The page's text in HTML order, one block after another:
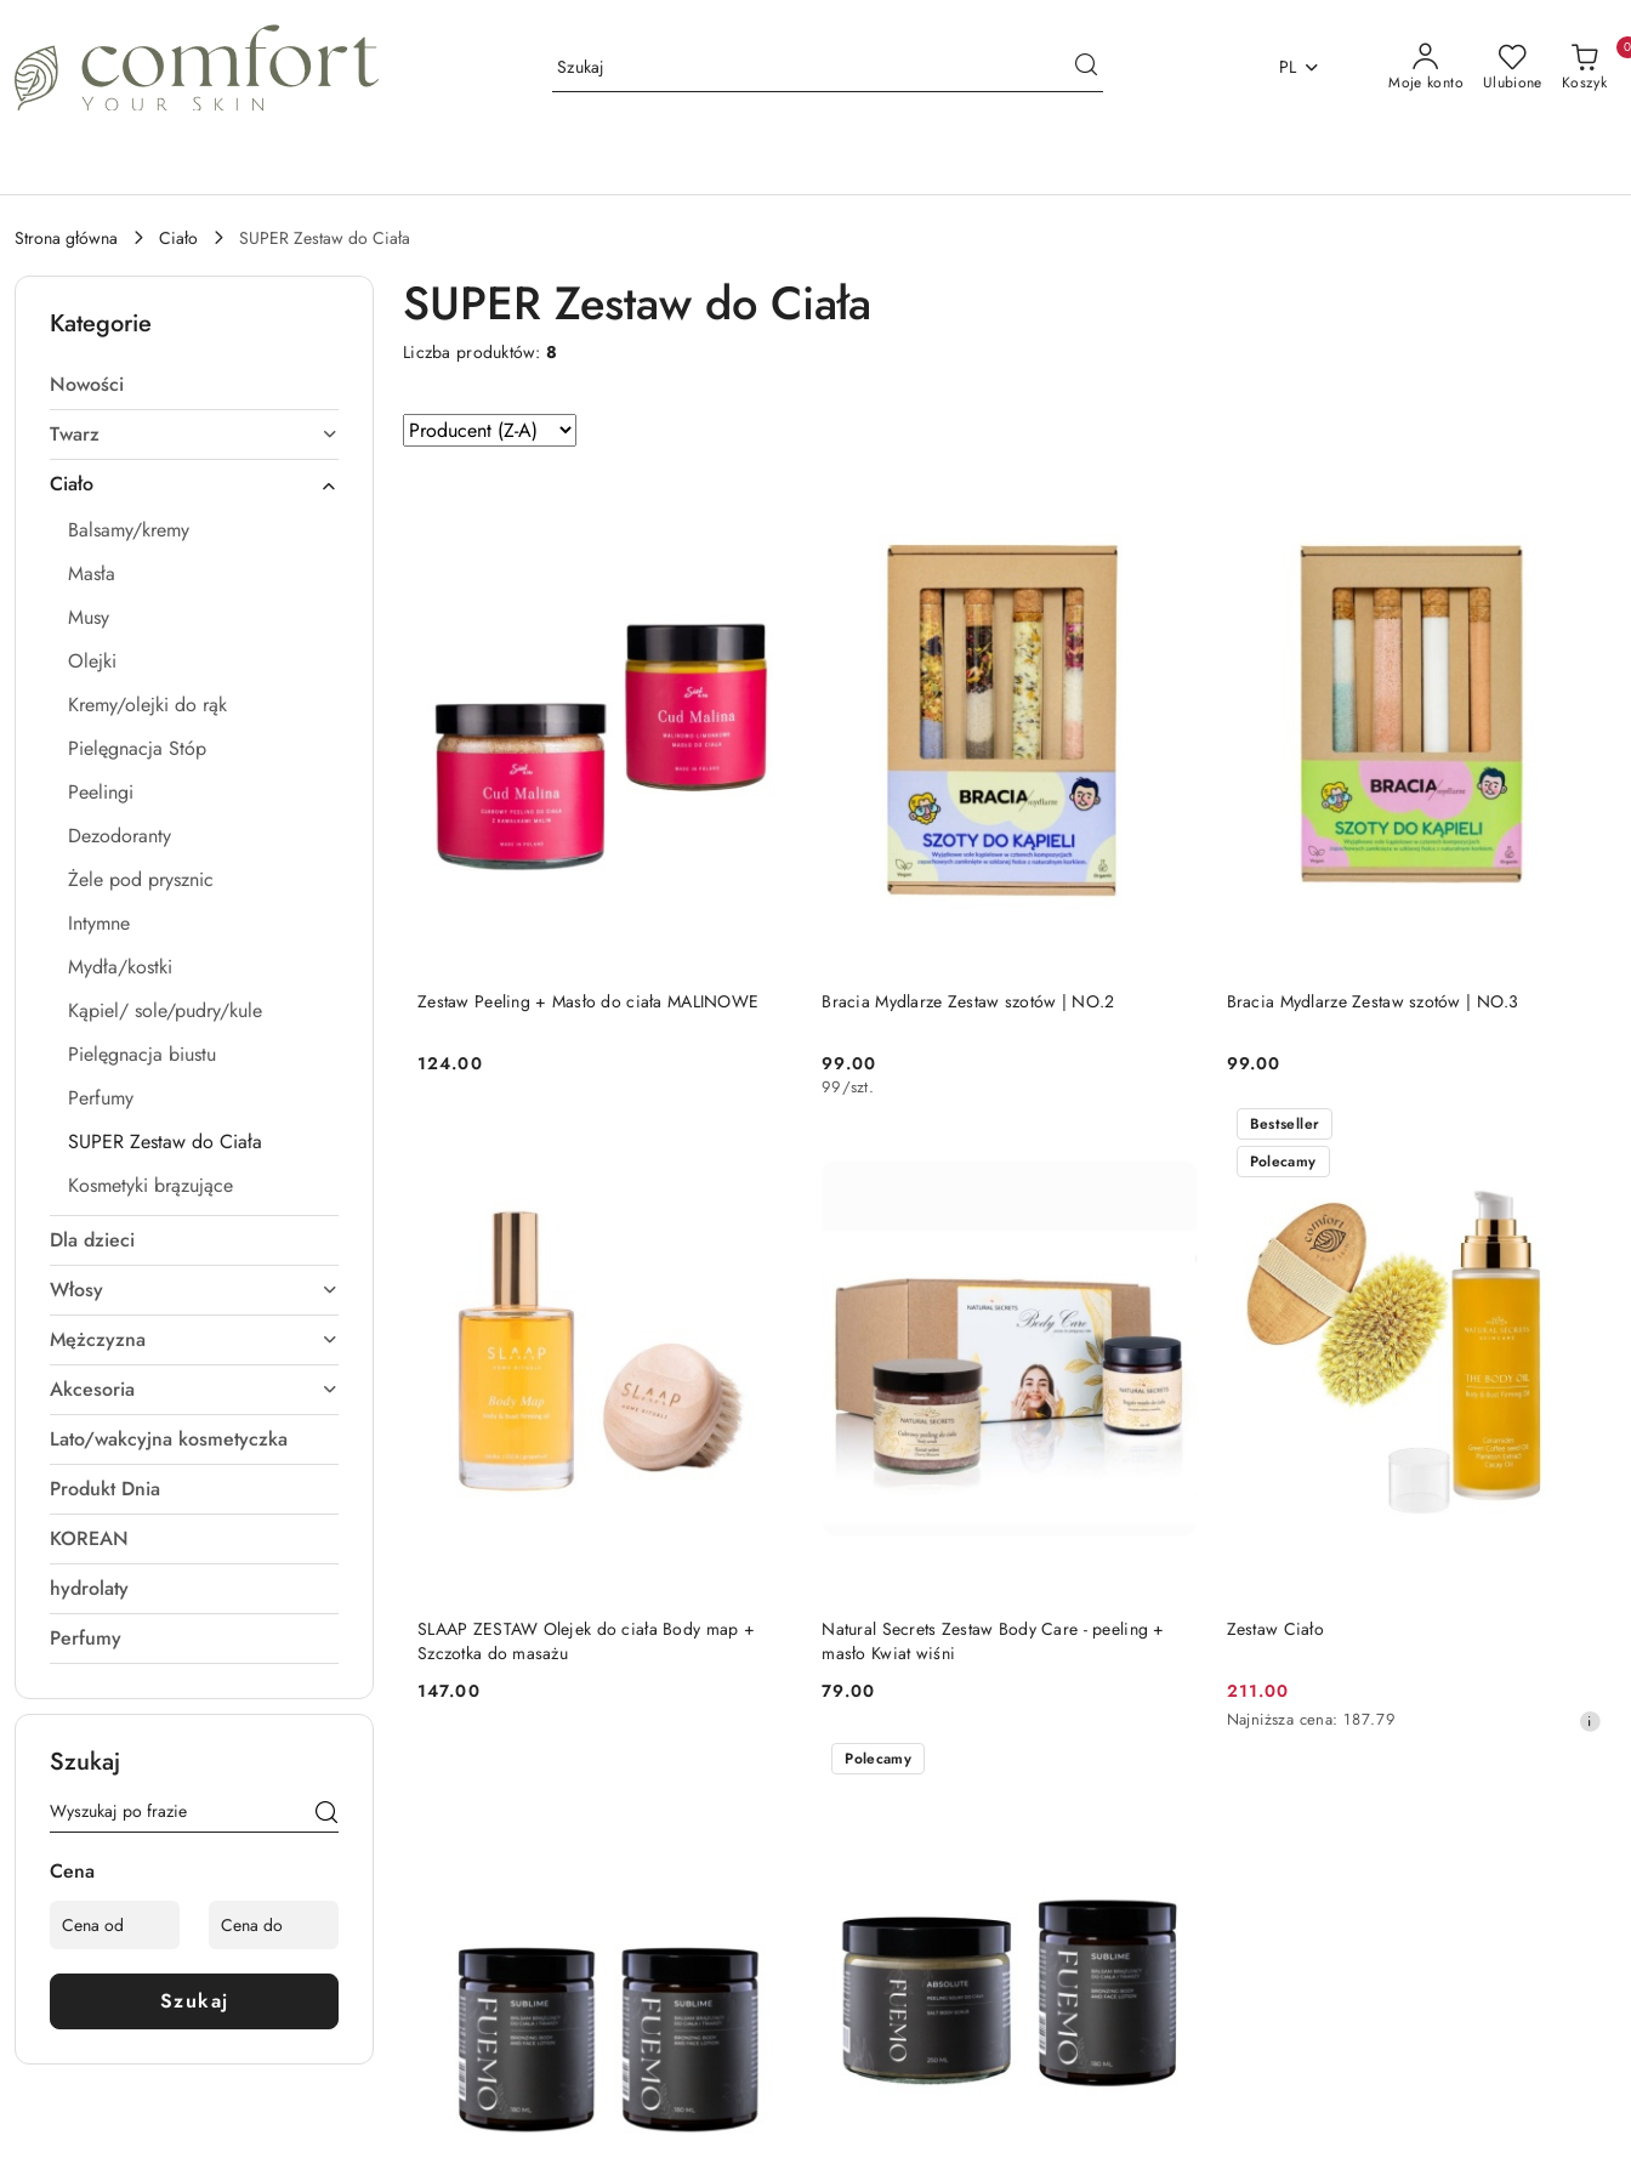
Przejdź do treści głównej
Przejdź do wyszukiwarki
Przejdź do moje konto
Przejdź do menu głównego
PL
Moje konto Ulubione Koszyk
0
Strona główna Ciało SUPER Zestaw do Ciała
Kategorie
Nowości
Twarz
Ciało
Balsamy/kremy
Masła
Musy
Olejki
Kremy/olejki do rąk
Pielęgnacja Stóp
Peelingi
Dezodoranty
Żele pod prysznic
Intymne
Mydła/kostki
Kąpiel/ sole/pudry/kule
Pielęgnacja biustu
Perfumy
SUPER Zestaw do Ciała
Kosmetyki brązujące
Dla dzieci
Włosy
Mężczyzna
Akcesoria
Lato/wakcyjna kosmetyczka
Produkt Dnia
KOREAN
hydrolaty
Perfumy
Szukaj
Cena
Szukaj
SUPER Zestaw do Ciała
Liczba produktów:8
Zastosowano
sortowanie:
Sortuj
według
Zestaw Peeling + Masło do ciała MALINOWE
Cena:
124.00
DO KOSZYKA Bracia Mydlarze Zestaw szotów | NO.2
Cena:
99.00
99/szt.
DO KOSZYKA Bracia Mydlarze Zestaw szotów | NO.3
Cena:
99.00
DO KOSZYKA
SLAAP ZESTAW Olejek do ciała Body map +
Szczotka do masażu
Cena:
147.00
DO KOSZYKA
Natural Secrets Zestaw Body Care - peeling +
masło Kwiat wiśni
Cena:
79.00
DO KOSZYKA Zestaw Ciało
Cena
promocyjna:
211.00
Najniższa
Najniższa cena: 187.79
Bestseller
Polecamy
Polecamy